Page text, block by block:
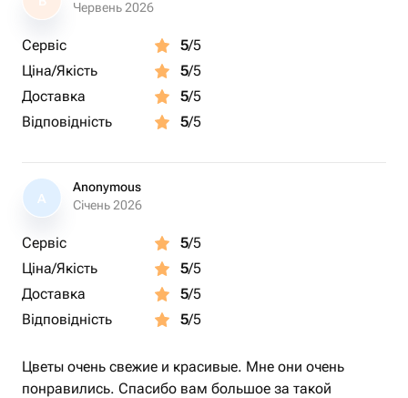
Червень 2026
Сервіс 5/5
Ціна/Якість
5/5
Доставка
5/5
Відповідність
5/5
A
Anonymous
Січень 2026
Сервіс 5/5
Ціна/Якість
5/5
Доставка
5/5
Відповідність
5/5
Цветы очень свежие и красивые. Мне они очень
понравились. Спасибо вам большое за такой